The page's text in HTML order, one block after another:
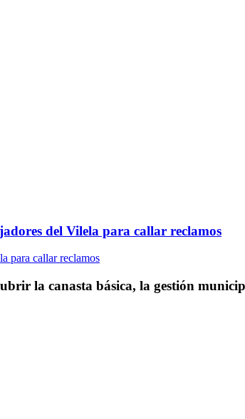
del Vilela para callar reclamos
la canasta básica, la gestión